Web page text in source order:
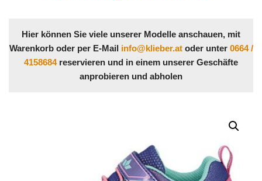
Hier können Sie viele unserer Modelle anschauen, mit
Warenkorb oder per E-Mail info@klieber.atoder unter 0664 /
4158684reservieren und in einem unserer Geschäfte
anprobieren und abholen